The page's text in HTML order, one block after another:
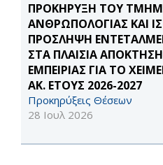
ΠΡΟΚΗΡΥΞΗ ΤΟΥ
ΑΝΘΡΩΠΟΛΟΓΙΑΣ ΚΑΙ
ΠΡΟΣΛΗΨΗ
ΣΤΑ ΠΛΑΙΣΙΑ
ΕΜΠΕΙΡΙΑΣ ΓΙΑ ΤΟ
ΑΚ. ΕΤΟΥΣ 2026-2027
Προκηρύξεις Θέσεων
28 Ιουλ 2026